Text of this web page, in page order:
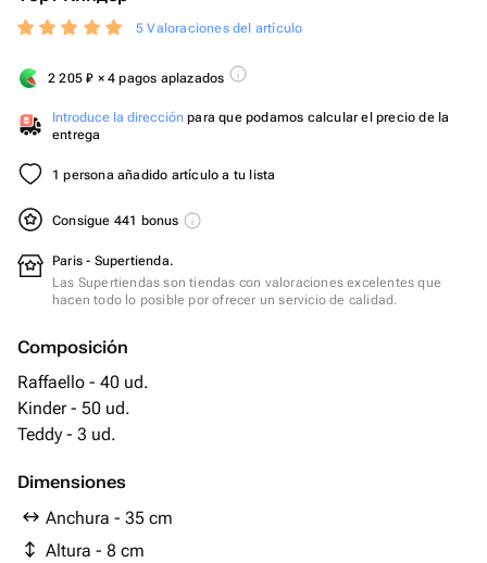
5 Valoraciones del artículo
2 205₽ × 4 pagos aplazados
Introduce la dirección para que podamos calcular el precio de la
entrega
1 persona añadido artículo a tu lista
Consigue 441 bonus
Paris - Supertienda.
Las Supertiendas son tiendas con valoraciones excelentes que
hacen todo lo posible por ofrecer un servicio de calidad.
Composición
Raffaello - 40 ud.
Kinder - 50 ud.
Teddy - 3 ud.
Dimensiones
Anchura - 35 cm
Altura - 8 cm